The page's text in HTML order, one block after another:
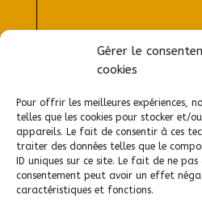
Gérer le
cookies
Pour offrir les meilleures expériences,
telles que les cookies pour stocker et/
appareils. Le fait de consentir à ces
traiter des données telles que le
ID uniques sur ce site. Le fait de ne
consentement peut avoir un effet
caractéristiques et fonctions.
Afficher une carte plus